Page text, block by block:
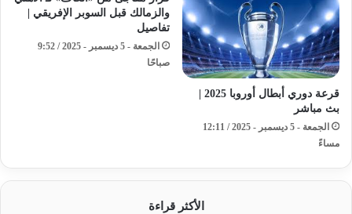
بث مباشر
الجمعة - 5 ديسمبر - 2025 / 12:11
مساءً
والزمالك قبل السوبر الإفريقي |
تفاصيل
الجمعة - 5 ديسمبر - 2025 / 9:52
صباحًا
الأكثر قراءة